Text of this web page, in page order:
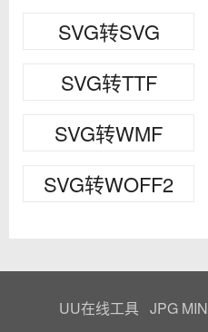
SVG转SVG
SVG转TTF
SVG转WMF
SVG转WOFF2
UU在线工具 JPG MIN